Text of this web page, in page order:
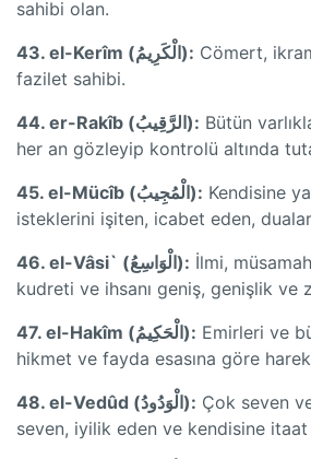
sahibi olan.
43. el-Kerîm (الْكَرِيمُ): Cömert,
fazilet sahibi.
44. er-Rakîb (الرَّقِيبُ): Bütün
her an gözleyip kontrolü altında
45. el-Mücîb (الْمُجِيبُ): Kendisine
isteklerini işiten, icabet eden,
46. el-Vâsi` (الْوَاسِعُ): İlmi,
kudreti ve ihsanı geniş, genişlik ve
47. el-Hakîm (الْحَكِيمُ): Emirleri ve
hikmet ve fayda esasına göre
48. el-Vedûd (الْوَدُودُ): Çok seven
seven, iyilik eden ve kendisine